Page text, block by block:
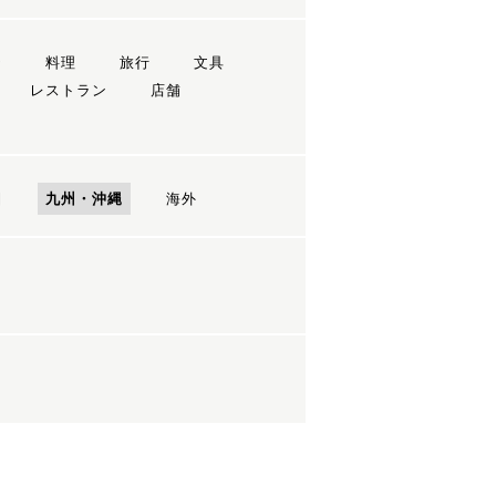
料理 旅行
文具
レストラン
店舗
九州・沖縄 海外